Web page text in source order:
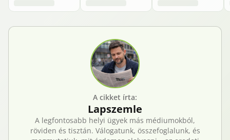
A cikket írta:
Lapszemle
A legfontosabb helyi ügyek más médiumokból,
röviden és tisztán. Válogatunk, összefoglalunk, és